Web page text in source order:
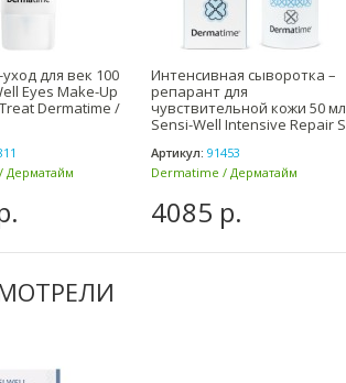
для век 100
Eyes Make-Up
Dermatime /
Дерматайм
Интенсивная сыворотка –
репарант для
чувствительной кожи 50 мл
Sensi-Well Intensive Repair S
Артикул: 91453
Dermatime / Дерматайм
4085 р.